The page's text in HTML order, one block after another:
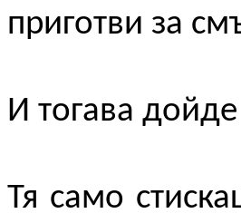
приготви за
И тогава
Тя само